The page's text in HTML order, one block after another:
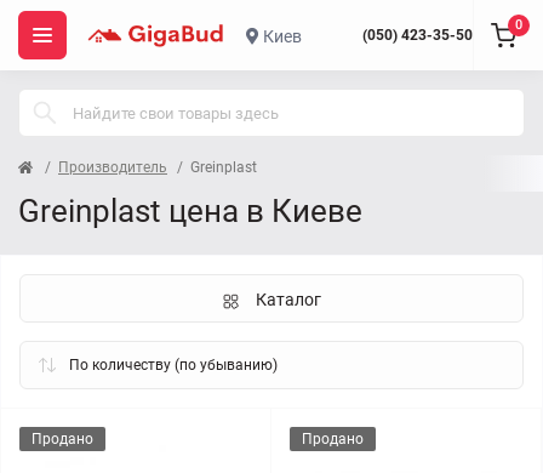
Киев (050) 423-35-50
0
Производитель Greinplast
Greinplast цена в Киеве
Каталог
Продано Продано